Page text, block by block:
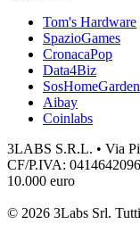
Tom's Hardware
SpazioGames
CronacaPop
Data4Biz
SosHomeGarden
Aibay
Coinlabs
3LABS S.R.L. • Via
CF/P.IVA:
10.000 euro
© 2026 3Labs Srl.